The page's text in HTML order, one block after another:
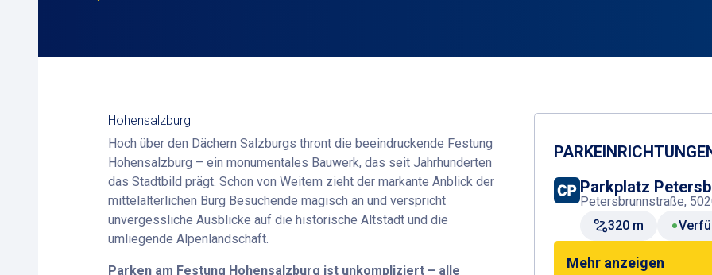
Hohensalzburg
Hoch über den Dächern Salzburgs thront die beeindruckende Festung
Hohensalzburg – ein monumentales Bauwerk, das seit Jahrhunderten
das Stadtbild prägt. Schon von Weitem zieht der markante Anblick der
mittelalterlichen Burg Besuchende magisch an und verspricht
unvergessliche Ausblicke auf die historische Altstadt und die
umliegende Alpenlandschaft.
Parken am Festung Hohensalzburg ist unkompliziert – alle
Parkplatz
Petersbrunnstraße,
320 m
Mehr anzeigen